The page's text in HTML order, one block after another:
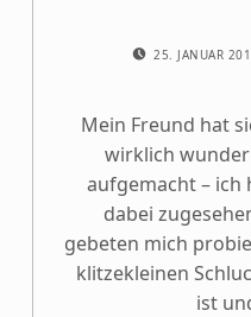
25. JANUAR
Mein Freund hat
wirklich
aufgemacht – ich
dabei
gebeten mich
klitzekleinen
ist